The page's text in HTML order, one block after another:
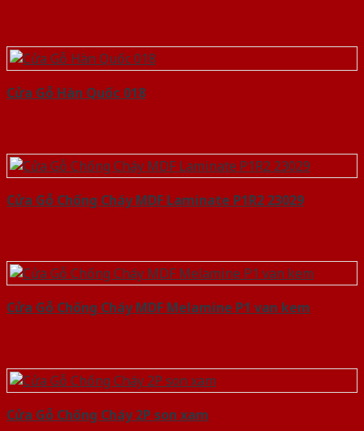
Cửa Gỗ Hàn Quốc 018
Cửa Gỗ Chống Cháy MDF Laminate P1R2 23029
Cửa Gỗ Chống Cháy MDF Melamine P1 van kem
Cửa Gỗ Chống Cháy 2P son xam